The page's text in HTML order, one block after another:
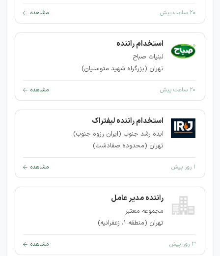
۲۰ ساعت پیش مشاهده
استخدام راننده
لبنیات صباح
تهران (بزرگراه شهید متوسلیان)
۲۰ ساعت پیش مشاهده
استخدام راننده لیفتراک
ایده رشد جنوب (ایران رزوه جنوب)
تهران (محدوده صفادشت)
۱ روز پیش مشاهده
راننده مدیر عامل
مجموعه معتبر
تهران (منطقه ۱، زعفرانیه)
۳ روز پیش مشاهده